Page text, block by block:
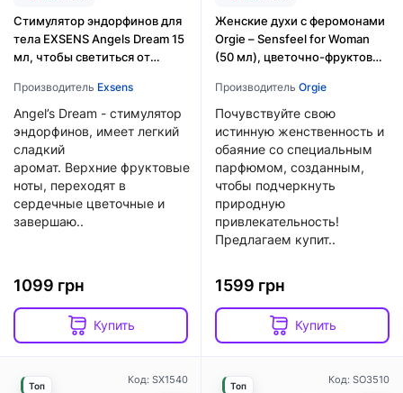
Cтимулятор эндорфинов для
тела EXSENS Angels Dream 15
мл, чтобы светиться от
Производитель Exsens
Angel’s Dream - стимулятор
эндорфинов, имеет легкий
сладкий
аромат. Верхние фруктовые
ноты, переходят в
сердечные цветочные и
завершаю..
1099 грн
Купить
Женские духи с феромонами
Orgie – Sensfeel for Woman
(50 мл), цветочно-фруктовый
Производитель Orgie
Почувствуйте свою
истинную женственность и
обаяние со специальным
парфюмом, созданным,
чтобы подчеркнуть
природную
привлекательность!
Предлагаем купит..
1599 грн
Купить
Код: SX1540
Топ Код: SO3510
Топ